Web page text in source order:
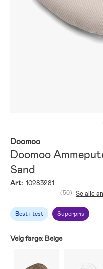
Doomoo
Doomoo
Sand
Art: 10283281
Best i test Superpris
(50) Se alle
Velg farge: Beige